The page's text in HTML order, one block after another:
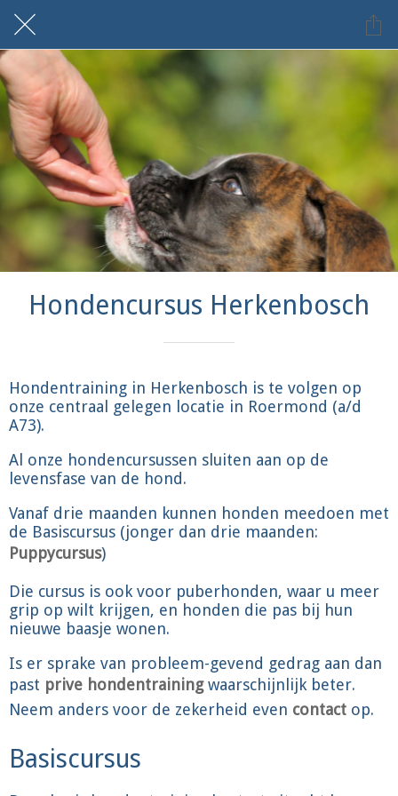
Hondencursus Herkenbosch
Hondentraining in Herkenbosch is te volgen op
onze centraal gelegen locatie in Roermond (a/d
A73).
Al onze hondencursussen sluiten aan op de
levensfase van de hond.
Vanaf drie maanden kunnen honden meedoen met
de Basiscursus (jonger dan drie maanden:
Puppycursus)
Die cursus is ook voor puberhonden, waar u meer
grip op wilt krijgen, en honden die pas bij hun
nieuwe baasje wonen.
Is er sprake van probleem-gevend gedrag aan dan
past prive hondentrainingwaarschijnlijk beter.
Neem anders voor de zekerheid even contact op.
Basiscursus